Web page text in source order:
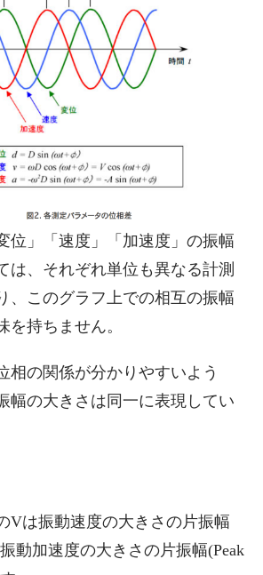
位」「速度」「加速度」の振幅
は、それぞれ単位も異なる計測
、このグラフ上での相互の振幅
を持ちません。
相の関係が分かりやすいよう
幅の大きさは同一に表現してい
Vは振動速度の大きさの片振幅
動加速度の大きさの片振幅(Peak